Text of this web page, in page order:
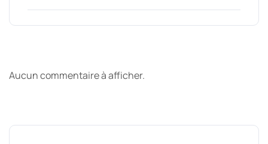
Aucun commentaire à afficher.